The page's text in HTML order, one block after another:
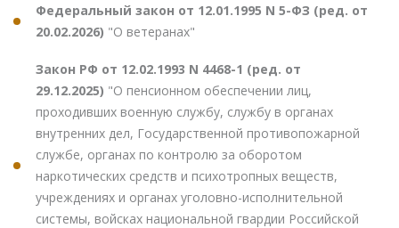
Федеральный закон от 12.01.1995 N 5-ФЗ (ред. от
20.02.2026) "О ветеранах"
Закон РФ от 12.02.1993 N 4468-1 (ред. от
29.12.2025) "О пенсионном обеспечении лиц,
проходивших военную службу, службу в органах
внутренних дел, Государственной противопожарной
службе, органах по контролю за оборотом
наркотических средств и психотропных веществ,
учреждениях и органах уголовно-исполнительной
системы, войсках национальной гвардии Российской